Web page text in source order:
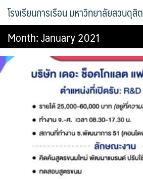
Bread Exclusive
Cake Exclusive
main2
main3
Sample Page
โรงเรียนการเรือน มหาวิทยาลัยสวนดุสิต
Month:January 2021